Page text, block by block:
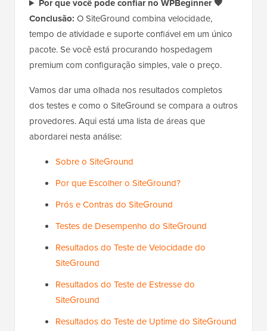
Por que você pode confiar no WPBeginner 🧡
Conclusão: O SiteGround combina velocidade,
tempo de atividade e suporte confiável em um único
pacote. Se você está procurando hospedagem
premium com configuração simples, vale o preço.
Vamos dar uma olhada nos resultados completos
dos testes e como o SiteGround se compara a outros
provedores. Aqui está uma lista de áreas que
abordarei nesta análise:
Sobre o SiteGround
Por que Escolher o SiteGround?
Prós e Contras do SiteGround
Testes de Desempenho do SiteGround
Resultados do Teste de Velocidade do
SiteGround
Resultados do Teste de Estresse do
SiteGround
Resultados do Teste de Uptime do SiteGround